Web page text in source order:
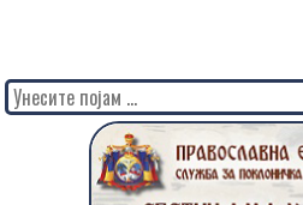
Search
for: